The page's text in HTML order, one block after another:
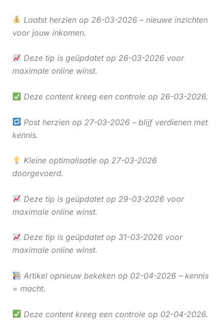
Laatst herzien op 26-03-2026 – nieuwe inzichten
voor jouw inkomen.
Deze tip is geüpdatet op 26-03-2026 voor
maximale online winst.
Deze content kreeg een controle op 26-03-2026.
Post herzien op 27-03-2026 – blijf verdienen met
kennis.
Kleine optimalisatie op 27-03-2026
doorgevoerd.
Deze tip is geüpdatet op 29-03-2026 voor
maximale online winst.
Deze tip is geüpdatet op 31-03-2026 voor
maximale online winst.
Artikel opnieuw bekeken op 02-04-2026 – kennis
= macht.
Deze content kreeg een controle op 02-04-2026.